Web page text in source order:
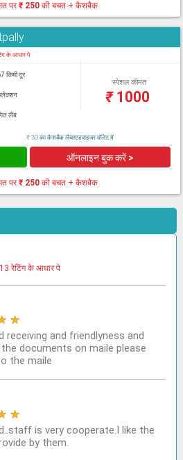
पर₹ 250की बचत + कैशबैक
के आधार पे
किमी दूर
लैब
स्पेशल कीमत
₹1000
₹ 30 का कैशबैक लैब्सएडवाइजर वॉलेट में
ऑनलाइन बुक करें >
पर₹ 250की बचत + कैशबैक
13 रेटिंग के आधार पे
★
receiving and friendlyness and
documents on maile please
the maile
★
is very cooperate.I like the
by them.